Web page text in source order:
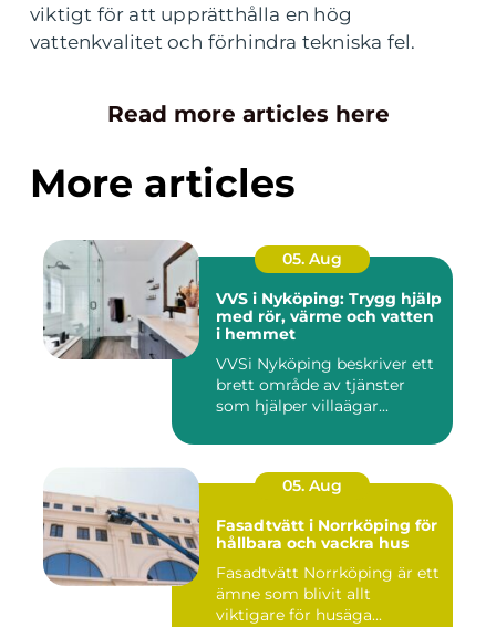
viktigt för att upprätthålla en hög
vattenkvalitet och förhindra tekniska fel.
Read more articles here
More articles
05. Aug
VVS i Nyköping: Trygg hjälp
med rör, värme och vatten
i hemmet
VVSi Nyköping beskriver ett
brett område av tjänster
som hjälper villaägar...
05. Aug
Fasadtvätt i Norrköping för
hållbara och vackra hus
Fasadtvätt Norrköping är ett
ämne som blivit allt
viktigare för husäga...